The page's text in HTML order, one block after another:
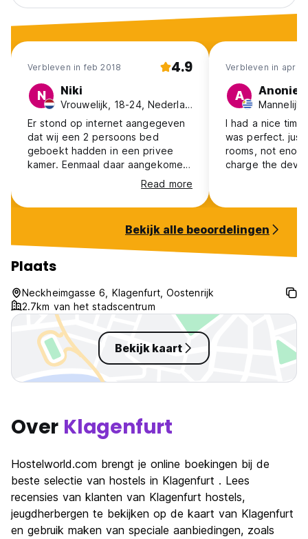
Verbleven in feb 2018 4.9
N Niki
Vrouwelijk, 18-24, Nederland
Er stond op internet aangegeven
dat wij een 2 persoons bed
geboekt hadden in een privee
kamer. Eenmaal daar aangekomen
en betaald hadden bleken ze zo’n
kamer helemaal niet te hebben.
Het enige wat er was waren
douche stonk en op de kamer
mocht gerookt worden. Niet zo
prettig voor niet rokers dus.
Read more
Verbleven in apr
A
I had a nice
was perfect.
rooms, not
charge the
Bekijk alle beoordelingen
Plaats
Neckheimgasse 6, Klagenfurt, Oostenrijk
2.7km van het stadscentrum
Bekijk kaart
Over Klagenfurt
Hostelworld.com brengt je online boekingen bij de
beste selectie van hostels in Klagenfurt . Lees
recensies van klanten van Klagenfurt hostels,
jeugdherbergen te bekijken op de kaart van Klagenfurt
en gebruik maken van speciale aanbiedingen, zoals